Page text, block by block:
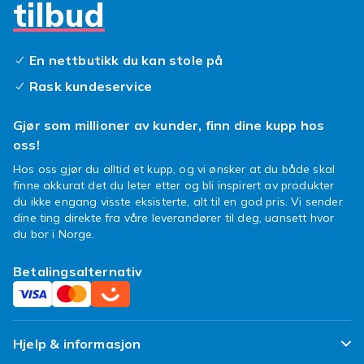
selfie, kan det være fint å ha et
personverndeksel til mobilen din. Dette betyr
at du rolig kan jobbe med telefonen uten å
personverndeksel beskytter også HTC-en din
tilbud
En nettbutikk du kan stole på
Rask kundeservice
Gjør som millioner av kunder, finn dine kupp hos
oss!
Hos oss gjør du alltid et kupp, og vi ønsker at du både skal
finne akkurat det du leter etter og bli inspirert av produkter
du ikke engang visste eksisterte, alt til en god pris. Vi sender
dine ting direkte fra våre leverandører til deg, uansett hvor
du bor i Norge.
Betalingsalternativ
Hjelp & informasjon